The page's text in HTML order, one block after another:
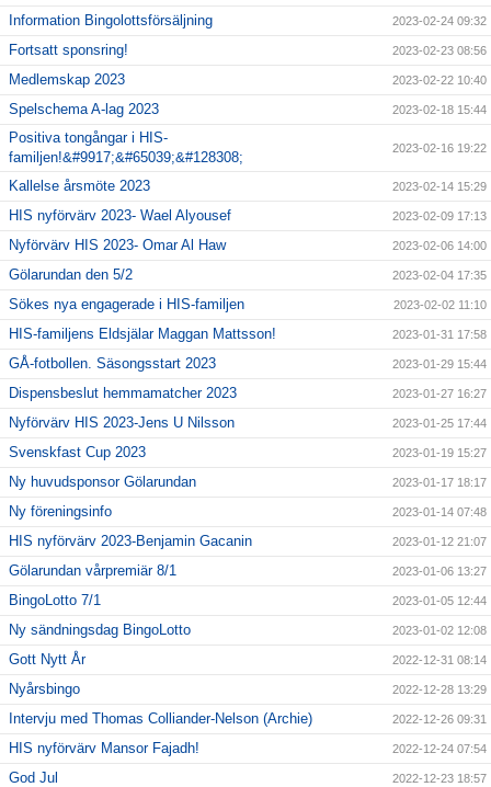
Information Bingolottsförsäljning 2023-02-24 09:32
Fortsatt sponsring! 2023-02-23 08:56
Medlemskap 2023 2023-02-22 10:40
Spelschema A-lag 2023 2023-02-18 15:44
Positiva tongångar i HIS-
familjen!&#9917;&#65039;&#128308;
2023-02-16 19:22
Kallelse årsmöte 2023 2023-02-14 15:29
HIS nyförvärv 2023- Wael Alyousef 2023-02-09 17:13
Nyförvärv HIS 2023- Omar Al Haw 2023-02-06 14:00
Gölarundan den 5/2 2023-02-04 17:35
Sökes nya engagerade i HIS-familjen 2023-02-02 11:10
HIS-familjens Eldsjälar Maggan Mattsson! 2023-01-31 17:58
GÅ-fotbollen. Säsongsstart 2023 2023-01-29 15:44
Dispensbeslut hemmamatcher 2023 2023-01-27 16:27
Nyförvärv HIS 2023-Jens U Nilsson 2023-01-25 17:44
Svenskfast Cup 2023 2023-01-19 15:27
Ny huvudsponsor Gölarundan 2023-01-17 18:17
Ny föreningsinfo 2023-01-14 07:48
HIS nyförvärv 2023-Benjamin Gacanin 2023-01-12 21:07
Gölarundan vårpremiär 8/1 2023-01-06 13:27
BingoLotto 7/1 2023-01-05 12:44
Ny sändningsdag BingoLotto 2023-01-02 12:08
Gott Nytt År 2022-12-31 08:14
Nyårsbingo 2022-12-28 13:29
Intervju med Thomas Colliander-Nelson (Archie) 2022-12-26 09:31
HIS nyförvärv Mansor Fajadh! 2022-12-24 07:54
God Jul 2022-12-23 18:57